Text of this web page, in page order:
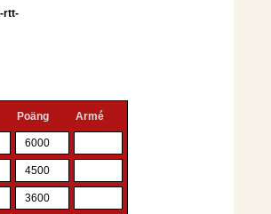
rtt-
Poäng Armé
6000
4500
3600